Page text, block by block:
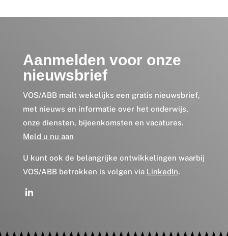
Aanmelden voor onze
nieuwsbrief
VOS/ABB mailt wekelijks een gratis nieuwsbrief,
met nieuws en informatie over het onderwijs,
onze diensten, bijeenkomsten en vacatures.
Meld u nu aan
U kunt ook de belangrijke ontwikkelingen waarbij
VOS/ABB betrokken is volgen via LinkedIn.